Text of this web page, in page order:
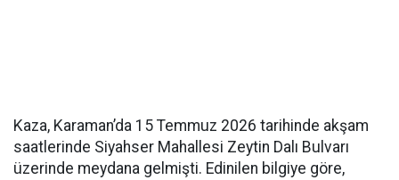
Kaza, Karaman’da 15 Temmuz 2026 tarihinde akşam
saatlerinde Siyahser Mahallesi Zeytin Dalı Bulvarı
üzerinde meydana gelmişti. Edinilen bilgiye göre,